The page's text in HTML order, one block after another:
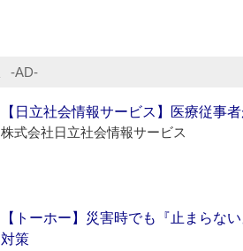
‐AD‐
【日立社会情報サービス】医療従事
株式会社日立社会情報サービス
【トーホー】災害時でも『止まら
対策